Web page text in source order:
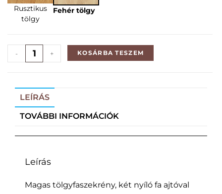
Rusztikus
tölgy
Fehér tölgy
- + KOSÁRBA TESZEM
LEÍRÁS
TOVÁBBI INFORMÁCIÓK
Leírás
Magas tölgyfaszekrény, két nyíló fa ajtóval